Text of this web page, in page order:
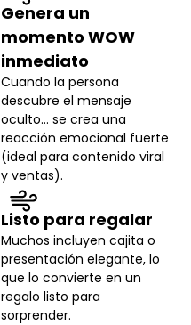
Genera un
momento WOW
inmediato
Cuando la persona
descubre el mensaje
oculto… se crea una
reacción emocional fuerte
(ideal para contenido viral
y ventas).
Listo para regalar
Muchos incluyen cajita o
presentación elegante, lo
que lo convierte en un
regalo listo para
sorprender.